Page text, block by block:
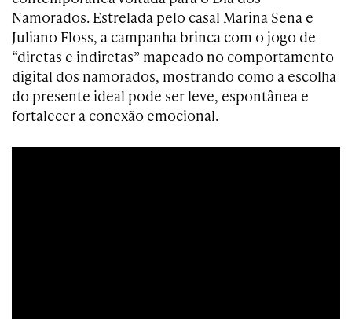
Namorados. Estrelada pelo casal Marina Sena e
Juliano Floss, a campanha brinca com o jogo de
“diretas e indiretas” mapeado no comportamento
digital dos namorados, mostrando como a escolha
do presente ideal pode ser leve, espontânea e
fortalecer a conexão emocional.